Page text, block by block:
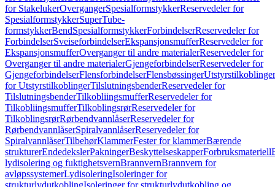
for StakelukerOvergangerSpesialformstykkerReservedeler for
SpesialformstykkerSuperTube-
formstykkerBendSpesialformstykkerForbindelserReservedeler for
ForbindelserSveiseforbindelserEkspansjonsmufferReservedeler for
EkspansjonsmufferOverganger til andre materialerReservedeler for
Overganger til andre materialerGjengeforbindelserReservedeler for
GjengeforbindelserFlensforbindelserFlensbøssingerUtstyrstilkoblinger
for UtstyrstilkoblingerTilslutningsbenderReservedeler for
TilslutningsbenderTilkobliingsmufferReservedeler for
TilkobliingsmufferTilkoblingsrørReservedeler for
TilkoblingsrørRørbendvannlåserReservedeler for
RørbendvannlåserSpiralvannlåserReservedeler for
SpiralvannlåserTilbehørKlammerFester for klammerBærende
strukturerEndedekslerPakningerBeskyttelseskapperForbruksmateriell
lydisolering og fuktighetsvernBrannvernBrannvern for
avløpssystemerLydisoleringIsoleringer for
strukturlydutkoblingIsoleringer for strukturlydutkobling og